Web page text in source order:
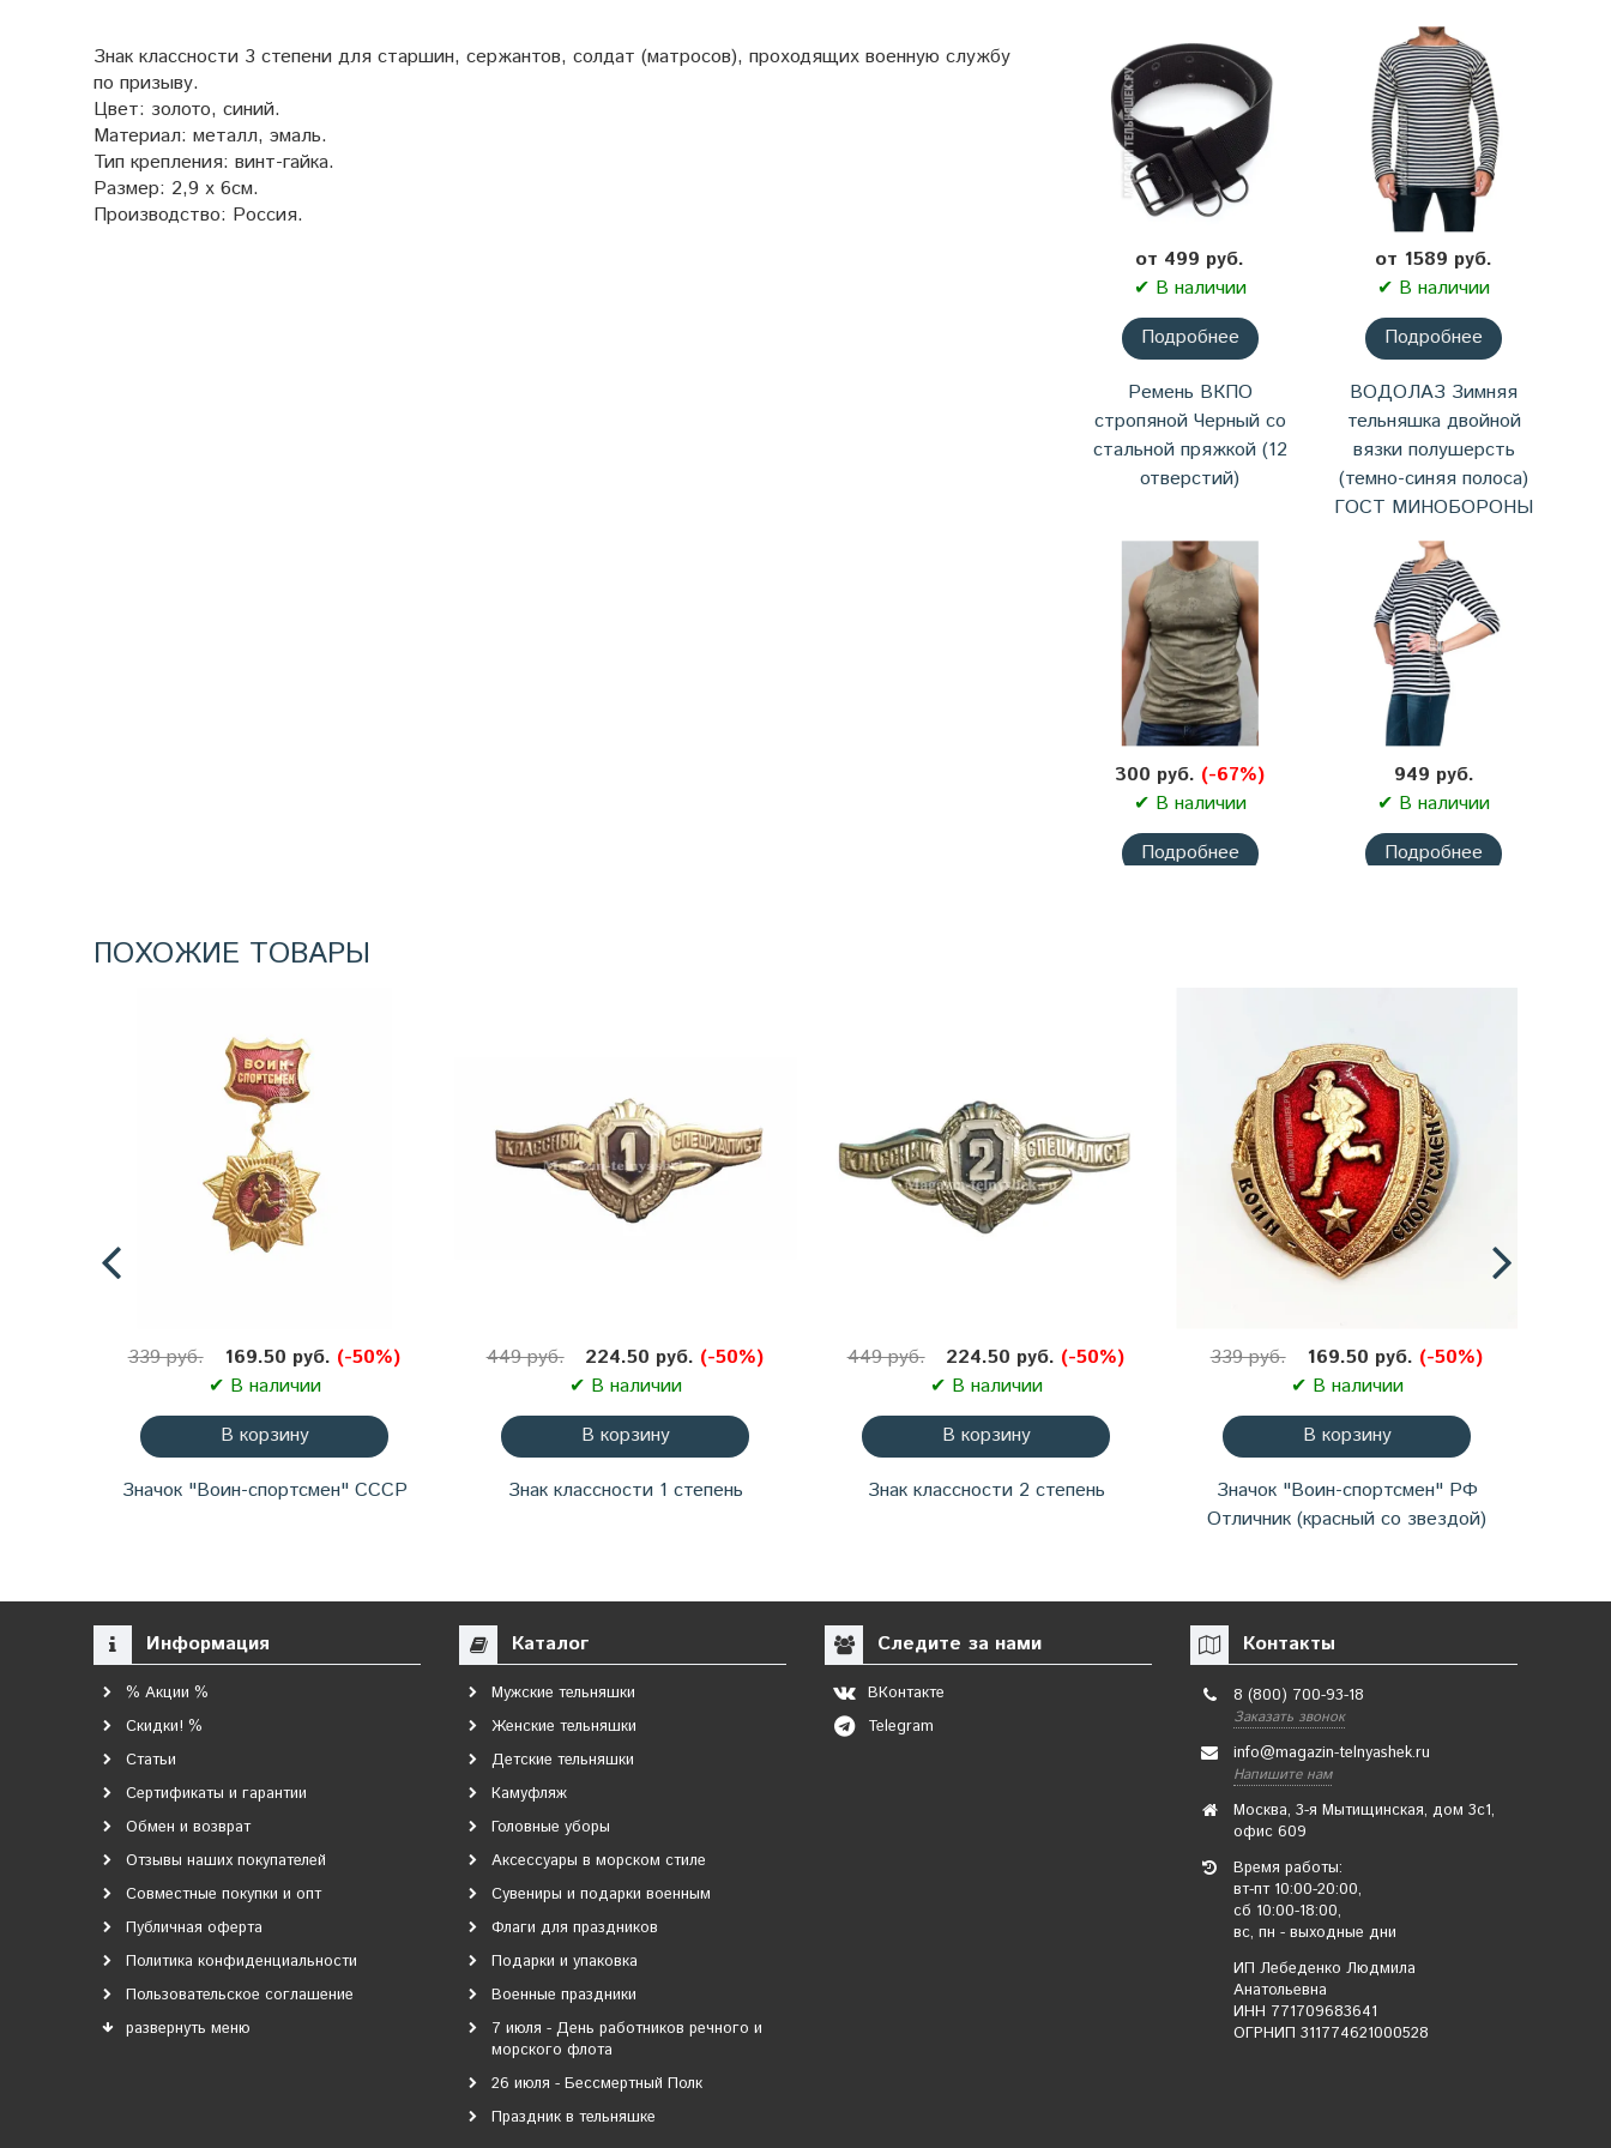
Знак классности 3 степени для старшин, сержантов, солдат (матросов), проходящих военную службу
по призыву.
Цвет: золото, синий.
Материал: металл, эмаль.
Тип крепления: винт-гайка.
Размер: 2,9 х 6см.
Производство: Россия.
от 499 руб.
✔ В наличии
Подробнее
Ремень ВКПО
стропяной Черный со
стальной пряжкой (12
отверстий)
от 1589 руб.
✔ В наличии
Подробнее
ВОДОЛАЗ Зимняя
тельняшка двойной
вязки полушерсть
(темно-синяя полоса)
ГОСТ МИНОБОРОНЫ
300 руб. (-67%)
✔ В наличии
Подробнее
949 руб.
✔ В наличии
Подробнее
НАЧЕС Тельняшка
(темно-синяя полоса)
ГОСТ МИНОБОРОНЫ
100% хлопок
от 2177 руб.
✔ В наличии
Свитшот в морском
стиле с заниженным
плечом
от 560 руб.
✔ В наличии
Подробнее
Футболка-тельняшка
детская (черная
250 руб.
В корзину
Флаг ВМФ "За ВМФ"
ПОХОЖИЕ ТОВАРЫ
339 руб. 169.50 руб. (-50%)
✔ В наличии
В корзину
Значок "Воин-спортсмен" СССР
449 руб. 224.50 руб. (-50%)
✔ В наличии
В корзину
Знак классности 1 степень
449 руб. 224.50 руб. (-50%)
✔ В наличии
В корзину
Знак классности 2 степень
339 руб. 169.50 руб. (-50%)
✔ В наличии
В корзину
Значок "Воин-спортсмен" РФ
Отличник (красный со звездой)
Информация
% Акции %
Скидки! %
Статьи
Сертификаты и гарантии
Обмен и возврат
Отзывы наших покупателей
Совместные покупки и опт
Публичная оферта
Политика конфиденциальности
Пользовательское соглашение
развернуть меню
Каталог
Мужские тельняшки
Женские тельняшки
Детские тельняшки
Камуфляж
Головные уборы
Аксессуары в морском стиле
Сувениры и подарки военным
Флаги для праздников
Подарки и упаковка
Военные праздники
7 июля - День работников речного и
морского флота
26 июля - Бессмертный Полк
Праздник в тельняшке
Следите за нами
ВКонтакте
Telegram
Контакты
8 (800) 700-93-18
Заказать звонок
info@magazin-telnyashek.ru
Напишите нам
Москва, 3-я Мытищинская, дом 3с1,
офис 609
Время работы:
вт-пт 10:00-20:00,
сб 10:00-18:00,
вс, пн - выходные дни
ИП Лебеденко Людмила
Анатольевна
ИНН 771709683641
ОГРНИП 311774621000528